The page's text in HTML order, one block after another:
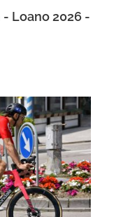
Loano 2026 -